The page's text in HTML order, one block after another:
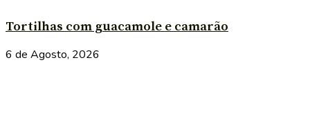
Tortilhas com guacamole e camarão
6 de Agosto, 2026